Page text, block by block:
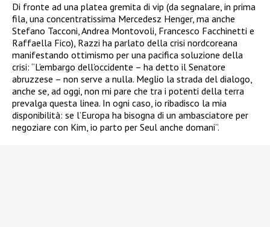
Di fronte ad una platea gremita di vip (da segnalare, in prima
fila, una concentratissima Mercedesz Henger, ma anche
Stefano Tacconi, Andrea Montovoli, Francesco Facchinetti e
Raffaella Fico), Razzi ha parlato della crisi nordcoreana
manifestando ottimismo per una pacifica soluzione della
crisi: “L’embargo dell’occidente – ha detto il Senatore
abruzzese – non serve a nulla. Meglio la strada del dialogo,
anche se, ad oggi, non mi pare che tra i potenti della terra
prevalga questa linea. In ogni caso, io ribadisco la mia
disponibilità: se l’Europa ha bisogna di un ambasciatore per
negoziare con Kim, io parto per Seul anche domani”.